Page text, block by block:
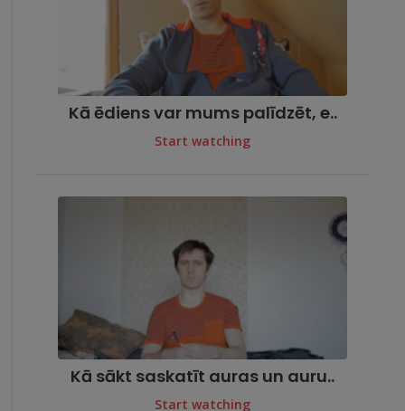
Kā ēdiens var mums palīdzēt, e..
Start watching
Kā sākt saskatīt auras un auru..
Start watching